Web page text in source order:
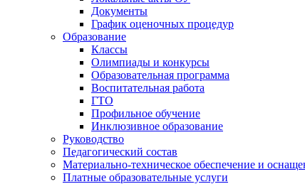
Документы
График оценочных процедур
Образование
Классы
Олимпиады и конкурсы
Образовательная программа
Воспитательная работа
ГТО
Профильное обучение
Инклюзивное образование
Руководство
Педагогический состав
Материально-техническое обеспечение и
Платные образовательные услуги